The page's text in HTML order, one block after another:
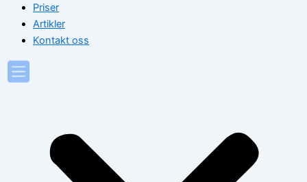
Priser
Artikler
Kontakt oss